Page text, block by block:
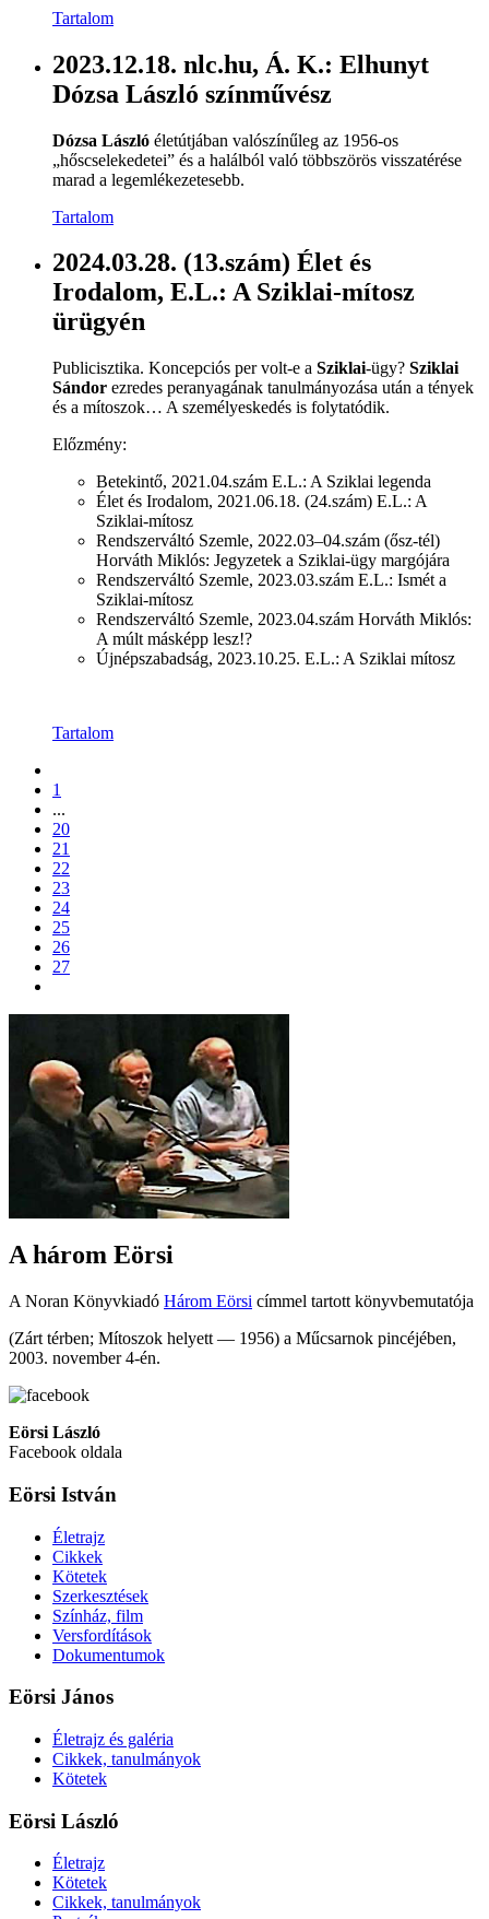
Tartalom
2023.12.18. nlc.hu, Á. K.: Elhunyt
Dózsa László színművész
Dózsa László életútjában valószínűleg az 1956-os
„hőscselekedetei” és a halálból való többszörös visszatérése
marad a legemlékezetesebb.
Tartalom
2024.03.28. (13.szám) Élet és
Irodalom, E.L.: A Sziklai-mítosz
ürügyén
Publicisztika. Koncepciós per volt-e a Sziklai-ügy? Sziklai
Sándor ezredes peranyagának tanulmányozása után a tények
és a mítoszok… A személyeskedés is folytatódik.
Előzmény:
Betekintő, 2021.04.szám E.L.: A Sziklai legenda
Élet és Irodalom, 2021.06.18. (24.szám) E.L.: A
Sziklai-mítosz
Rendszerváltó Szemle, 2022.03–04.szám (ősz-tél)
Horváth Miklós: Jegyzetek a Sziklai-ügy margójára
Rendszerváltó Szemle, 2023.03.szám E.L.: Ismét a
Sziklai-mítosz
Rendszerváltó Szemle, 2023.04.szám Horváth Miklós:
A múlt másképp lesz!?
Újnépszabadság, 2023.10.25. E.L.: A Sziklai mítosz
Tartalom
1
...
20
21
22
23
24
25
26
27
A három Eörsi
A Noran Könyvkiadó Három Eörsi címmel tartott könyvbemutatója
(Zárt térben; Mítoszok helyett — 1956) a Műcsarnok pincéjében,
2003. november 4-én.
Eörsi László
Facebook oldala
Eörsi István
Életrajz
Cikkek
Kötetek
Szerkesztések
Színház, film
Versfordítások
Dokumentumok
Eörsi János
Életrajz és galéria
Cikkek, tanulmányok
Kötetek
Eörsi László
Életrajz
Kötetek
Cikkek, tanulmányok